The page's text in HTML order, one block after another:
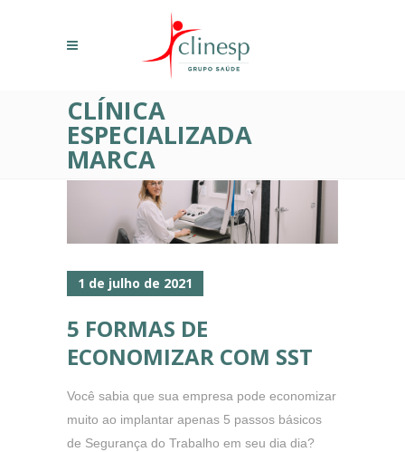
CLÍNICA
ESPECIALIZADA
MARCA
1 de julho de 2021
5 FORMAS DE
ECONOMIZAR COM SST
Você sabia que sua empresa pode economizar
muito ao implantar apenas 5 passos básicos
de Segurança do Trabalho em seu dia dia?